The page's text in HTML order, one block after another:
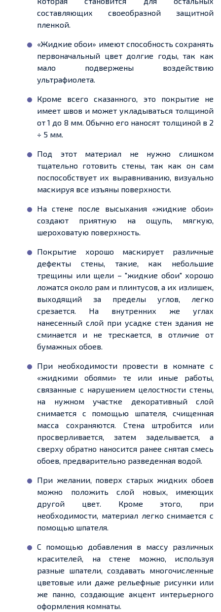
составляющих своеобразной защитной
пленкой.
«Жидкие обои» имеют способность сохранять
первоначальный цвет долгие годы, так как
мало подвержены воздействию
ультрафиолета.
Кроме всего сказанного, это покрытие не
имеет швов и может укладываться толщиной
от 1 до 8 мм. Обычно его наносят толщиной в 2
÷ 5 мм.
Под этот материал не нужно слишком
тщательно готовить стены, так как он сам
поспособствует их выравниванию, визуально
маскируя все изъяны поверхности.
На стене после высыхания «жидкие обои»
создают приятную на ощупь, мягкую,
шероховатую поверхность.
Покрытие хорошо маскирует различные
дефекты стены, такие, как небольшие
трещины или щели – "жидкие обои" хорошо
ложатся около рам и плинтусов, а их излишек,
выходящий за пределы углов, легко
срезается. На внутренних же углах
нанесенный слой при усадке стен здания не
сминается и не трескается, в отличие от
бумажных обоев.
При необходимости провести в комнате с
«жидкими обоями» те или иные работы,
связанные с нарушением целостности стены,
на нужном участке декоративный слой
снимается с помощью шпателя, счищенная
масса сохраняются. Стена штробится или
просверливается, затем заделывается, а
сверху обратно наносится ранее снятая смесь
обоев, предварительно разведенная водой.
При желании, поверх старых жидких обоев
можно положить слой новых, имеющих
другой цвет. Кроме этого, при
необходимости, материал легко снимается с
помощью шпателя.
С помощью добавления в массу различных
красителей, на стене можно, используя
разные шпатели, создавать многочисленные
цветовые или даже рельефные рисунки или
же панно, создающие акцент интерьерного
оформления комнаты.